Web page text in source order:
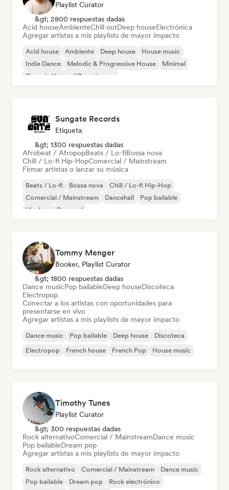
Playlist Curator
&gt; 2800 respuestas dadas
Acid houseAmbienteChill outDeep houseElectrónica
Agregar artistas a mis playlists de mayor impacto
Acid house Ambiente Deep house
House music
Indie Dance
Melodic & Progressive House
Minimal
Organic House / Downtempo
Sungate Records
Etiqueta
&gt; 1300 respuestas dadas
Afrobeat / AfropopBeats / Lo-fiBossa nova
Chill / Lo-fi Hip-HopComercial / Mainstream
Firmar artistas o lanzar su música
Beats / Lo-fi Bossa nova
Chill / Lo-fi Hip-Hop
Comercial / Mainstream
Dancehall
Pop bailable
Hip-hop
Pop soul
Tommy Menger
Booker, Playlist Curator
&gt; 1800 respuestas dadas
Dance musicPop bailableDeep houseDiscoteca
Electropop
Conectar a los artistas con oportunidades para
presentarse en vivo
Agregar artistas a mis playlists de mayor impacto
Dance music Pop bailable Deep house
Discoteca
Electropop
French house French Pop House music
Timothy Tunes
Playlist Curator
&gt; 300 respuestas dadas
Rock alternativoComercial / MainstreamDance music
Pop bailableDream pop
Agregar artistas a mis playlists de mayor impacto
Rock alternativo Comercial / Mainstream
Dance music
Pop bailable
Dream pop Rock electrónico